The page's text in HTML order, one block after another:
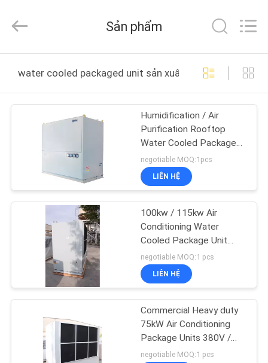
CÁC
CHÚNG
THAM
NHÀ
Guangdong
EuroKlimat
&
Rights
Reserved.
Sản phẩm
water cooled packaged unit sản xuất trực tuyến
Humidification / Air
Purification Rooftop
Water Cooled Package
Unit For Schools / Banks
negotiable MOQ:1pcs
LIÊN HỆ
100kw / 115kw Air
Conditioning Water
Cooled Package Unit
With V-Belt Transmission
negotiable MOQ:1 pcs
LIÊN HỆ
Commercial Heavy duty
75kW Air Conditioning
Package Units 380V /
50Hz
negotiable MOQ:1 pcs